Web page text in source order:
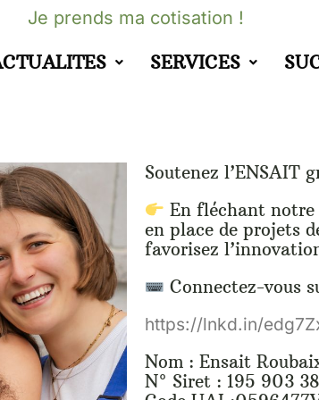
Je prends ma cotisation !
SERVICES
Soutenez l’ENSAIT
En fléchant notre
en place de projets
favorisez
Connectez-vous
https://lnkd.in/
Nom : Ensait
N° Siret : 195 903